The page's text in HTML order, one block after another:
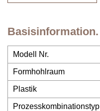
Basisinformation.
Modell Nr.
Formhohlraum
Plastik
Prozesskombinationstyp